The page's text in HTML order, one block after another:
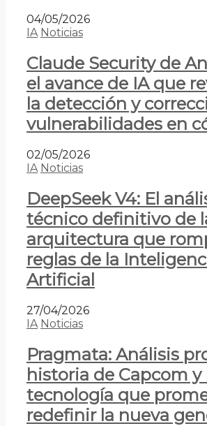
04/05/2026
IA Noticias
Claude Security de
el avance de IA que
la detección y
vulnerabilidades en
02/05/2026
IA Noticias
DeepSeek V4: El
técnico definitivo de
arquitectura que
reglas de la
Artificial
27/04/2026
IA Noticias
Pragmata: Análisis
historia de Capcom y
tecnología que
redefinir la nueva